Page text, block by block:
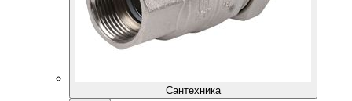
Сантехника